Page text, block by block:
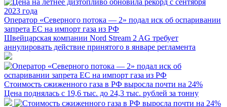
Оператор «Северного потока — 2» подал иск об оспаривании
запрета ЕС на импорт газа из РФ
Швейцарская компании Nord Stream 2 AG требует
аннулировать действие принятого в январе регламента
Стоимость сжиженного газа в РФ выросла почти на 24%
Цена поднялась с 19,6 тыс. до 24,3 тыс. рублей за тонну